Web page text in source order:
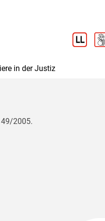
in der Justiz
49/2005.